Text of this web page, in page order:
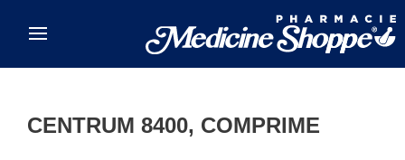
CENTRUM 8400, COMPRIME